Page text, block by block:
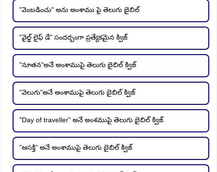
"వెంబడించు" అను అంశాము పై తెలుగు బైబిల్
"వైల్డ్ లైఫ్ డే" సందర్బంగా ప్రత్యేకమైన క్విజ్
"నూతన"అనే అంశాముపై తెలుగు బైబిల్ క్విజ్
"వెలుగు"అనే అంశాముపై తెలుగు బైబిల్ క్విజ్
"Day of traveller" అనే అంశముపై తెలుగు బైబిల్ క్విజ్
"ఆసక్తి" అనే అంశాముపై తెలుగు బైబిల్ క్విజ్